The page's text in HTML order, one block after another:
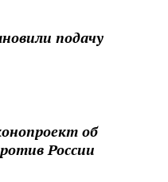
подачу
об
России